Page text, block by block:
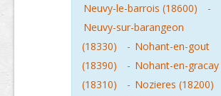
Neuvy-le-barrois (18600)
-
Neuvy-sur-barangeon
(18330)
- Nohant-en-gout
(18390)
- Nohant-en-gracay
(18310)
- Nozieres (18200)